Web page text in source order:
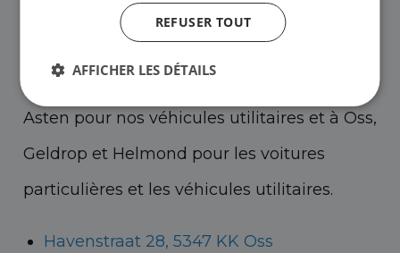
showrooms pour voir les voitures
d'occasion - et bien sûr pour une bonne
tasse de café !
Asten pour nos véhicules utilitaires et à Oss,
Geldrop et Helmond pour les voitures
particulières et les véhicules utilitaires.
Havenstraat 28, 5347 KK Oss
REFUSER TOUT
AFFICHER LES DÉTAILS